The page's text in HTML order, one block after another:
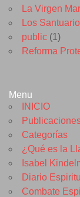
La Virgen
Los
public (1)
Reforma
Menu
INICIO
Categorías
¿Qué es la
Isabel
Diario
Combate